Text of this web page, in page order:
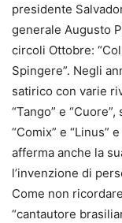
presidente
generale Augusto
circoli Ottobre:
Spingere”. Negli
satirico con varie
“Tango” e
“Comix” e “Linus”
afferma anche la
l’invenzione di
Come non
“cantautore